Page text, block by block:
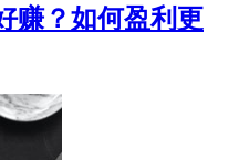
赚？如何盈利更